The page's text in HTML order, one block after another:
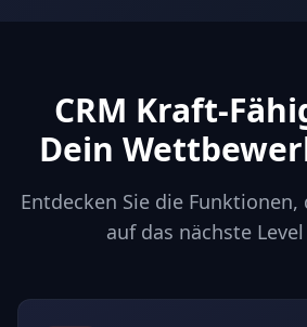
CRM Kraft-
Dein
Entdecken Sie die
auf das nächste